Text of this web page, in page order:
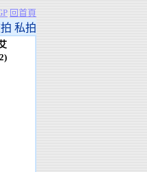
回首頁
私拍